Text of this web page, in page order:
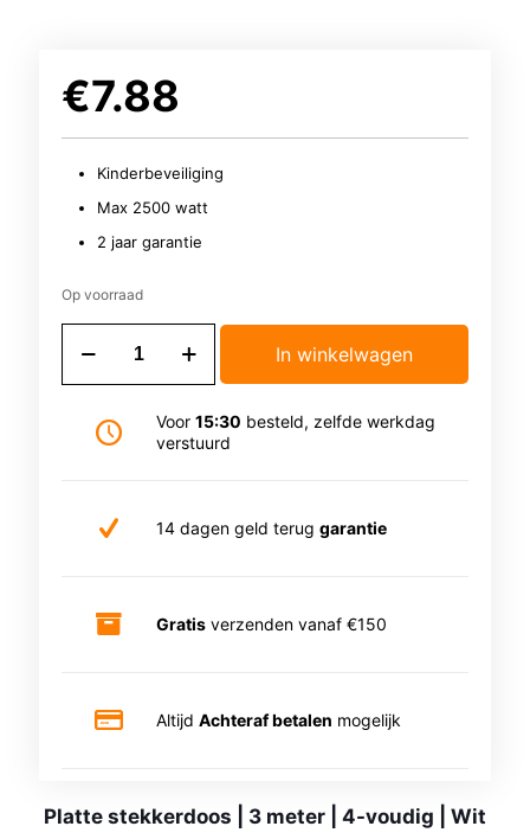
€7.88
Kinderbeveiliging
Max 2500 watt
2 jaar garantie
Op voorraad
stekkerdoos
meter
In winkelwagen
Voor15:30 besteld, zelfde werkdag
verstuurd
14 dagen geld teruggarantie
Gratis verzenden vanaf €150
AltijdAchteraf betalen mogelijk
Platte stekkerdoos | 3 meter | 4-voudig | Wit